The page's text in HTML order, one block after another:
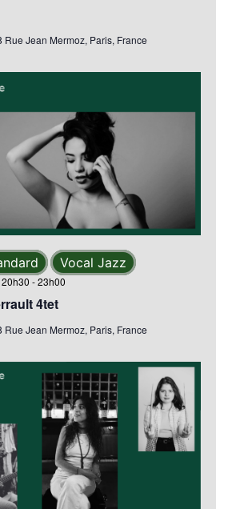
Rue Jean Mermoz, Paris, France
4tet
-23h00
Vocal Jazz
Rue Jean Mermoz, Paris, France